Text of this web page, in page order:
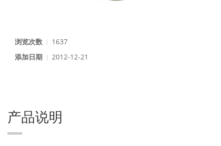
浏览次数
1637
添加日期
2012-12-21
产品说明